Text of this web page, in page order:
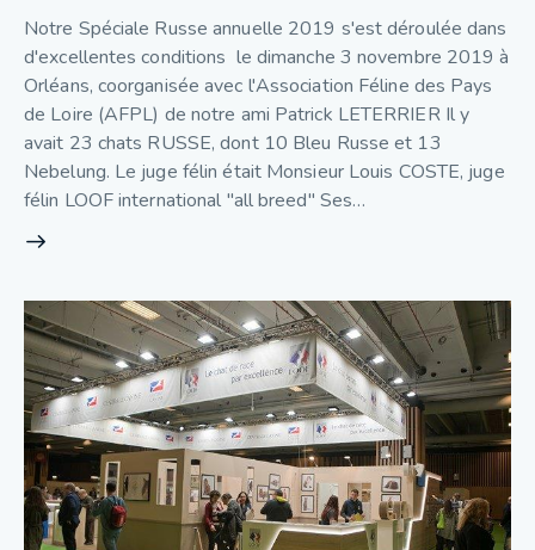
Notre Spéciale Russe annuelle 2019 s'est déroulée dans
d'excellentes conditions le dimanche 3 novembre 2019 à
Orléans, coorganisée avec l'Association Féline des Pays
de Loire (AFPL) de notre ami Patrick LETERRIER Il y
avait 23 chats RUSSE, dont 10 Bleu Russe et 13
Nebelung. Le juge félin était Monsieur Louis COSTE, juge
félin LOOF international "all breed" Ses…